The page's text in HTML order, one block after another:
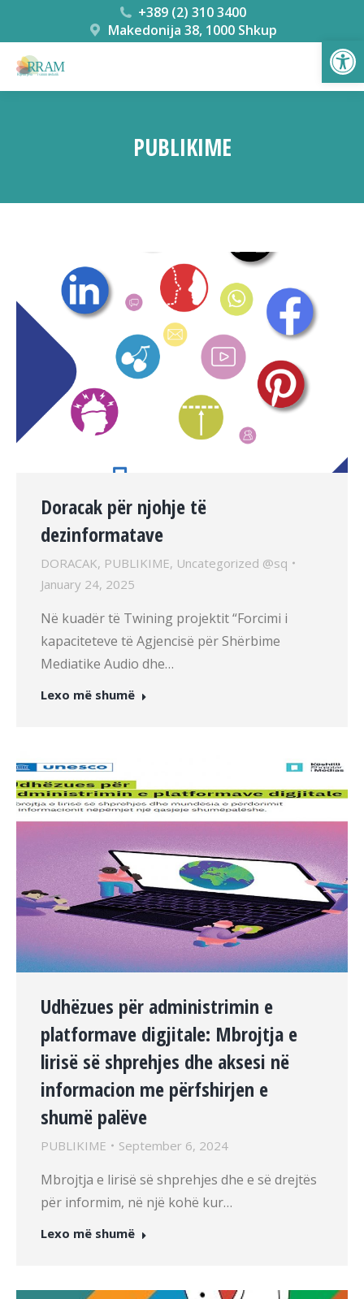
+389 (2) 310 3400
Makedonija 38, 1000 Shkup
PUBLIKIME
Doracak për njohje të
dezinformatave
DORACAK, PUBLIKIME, Uncategorized @sq
January 24, 2025
Në kuadër të Twining projektit “Forcimi i
kapaciteteve të Agjencisë për Shërbime
Mediatike Audio dhe…
Lexo më shumë
Udhëzues për administrimin e
platformave digjitale: Mbrojtja e
lirisë së shprehjes dhe aksesi në
informacion me përfshirjen e
shumë palëve
PUBLIKIME September 6, 2024
Mbrojtja e lirisë së shprehjes dhe e së drejtës
për informim, në një kohë kur…
Lexo më shumë